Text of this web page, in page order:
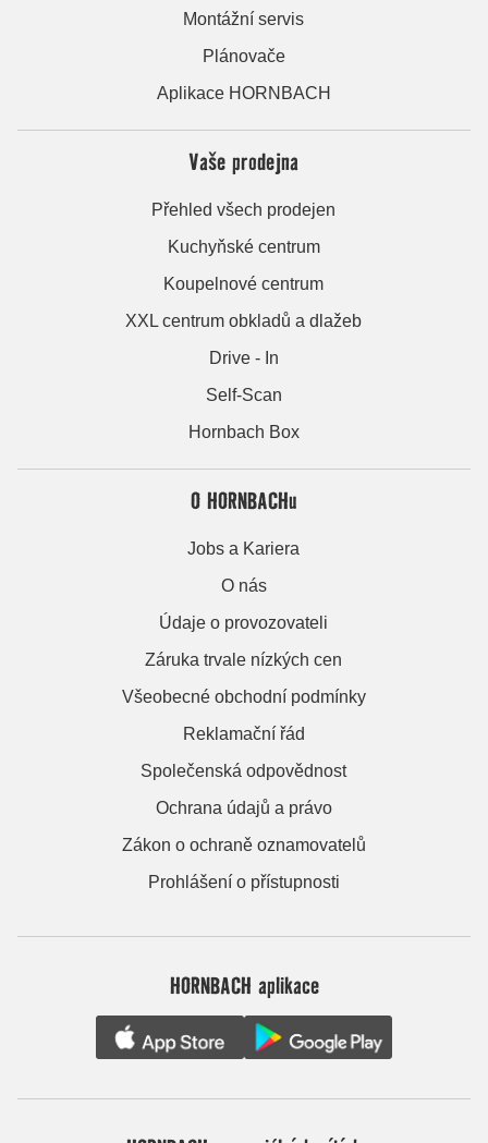
Montážní servis
Plánovače
Aplikace HORNBACH
Vaše prodejna
Přehled všech prodejen
Kuchyňské centrum
Koupelnové centrum
XXL centrum obkladů a dlažeb
Drive - In
Self-Scan
Hornbach Box
O HORNBACHu
Jobs a Kariera
O nás
Údaje o provozovateli
Záruka trvale nízkých cen
Všeobecné obchodní podmínky
Reklamační řád
Společenská odpovědnost
Ochrana údajů a právo
Zákon o ochraně oznamovatelů
Prohlášení o přístupnosti
HORNBACH aplikace